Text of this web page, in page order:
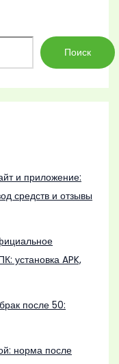
Поиск
и приложение:
средств и отзывы
установка APK,
после 50:
норма после